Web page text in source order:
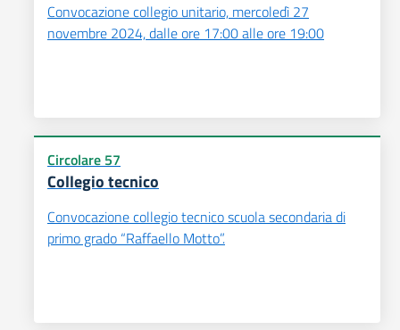
Convocazione collegio unitario, mercoledì 27
novembre 2024, dalle ore 17:00 alle ore 19:00
Circolare 57
Collegio tecnico
Convocazione collegio tecnico scuola secondaria di
primo grado “Raffaello Motto”.